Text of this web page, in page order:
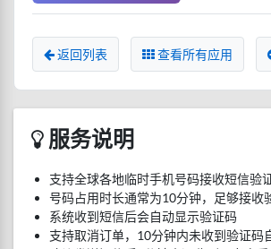
返回列表 查看所有应用
服务说明
支持全球各地临时手机号码接收短信验
号码占用时长通常为10分钟，足够接收
系统收到短信后会自动显示验证码
支持取消订单，10分钟内未收到验证码